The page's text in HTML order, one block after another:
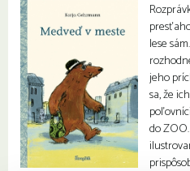
lese
jeho
sa, že
do